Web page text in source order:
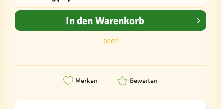
In den Warenkorb
oder
Merken Bewerten